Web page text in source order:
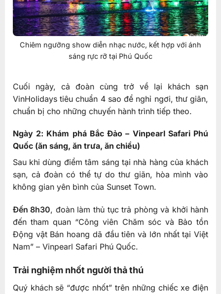
Chiêm ngưỡng show diễn nhạc nước, kết hợp với ánh
sáng rực rỡ tại Phú Quốc
Cuối ngày, cả đoàn cùng trở về lại khách sạn
VinHolidays tiêu chuẩn 4 sao để nghỉ ngơi, thư giãn,
chuẩn bị cho những chuyến hành trình tiếp theo.
Ngày 2: Khám phá Bắc Đảo – Vinpearl Safari Phú
Quốc (ăn sáng, ăn trưa, ăn chiều)
Sau khi dùng điểm tâm sáng tại nhà hàng của khách
sạn, cả đoàn có thể tự do thư giãn, hòa mình vào
không gian yên bình của Sunset Town.
Đến 8h30, đoàn làm thủ tục trả phòng và khởi hành
đến tham quan “Công viên Chăm sóc và Bảo tồn
Động vật Bán hoang dã đầu tiên và lớn nhất tại Việt
Nam” – Vinpearl Safari Phú Quốc.
Trải nghiệm nhốt người thả thú
Quý khách sẽ “được nhốt” trên những chiếc xe điện